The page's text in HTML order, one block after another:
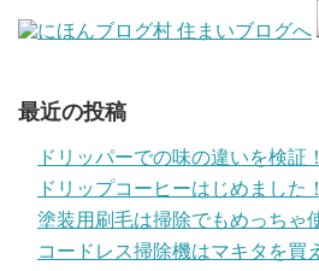
最近の投稿
ドリッパーでの味の違いを検証！
ドリップコーヒーはじめました！
塗装用刷毛は掃除でもめっちゃ
コードレス掃除機はマキタを買